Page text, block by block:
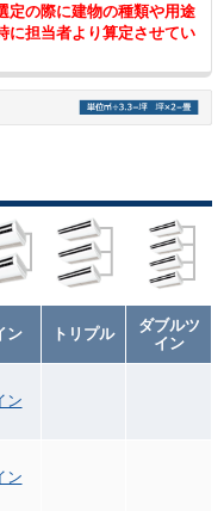
定の際に建物の種類や用途
に担当者より算定させてい
ン トリプル
ダブルツ
イン
ン
ン